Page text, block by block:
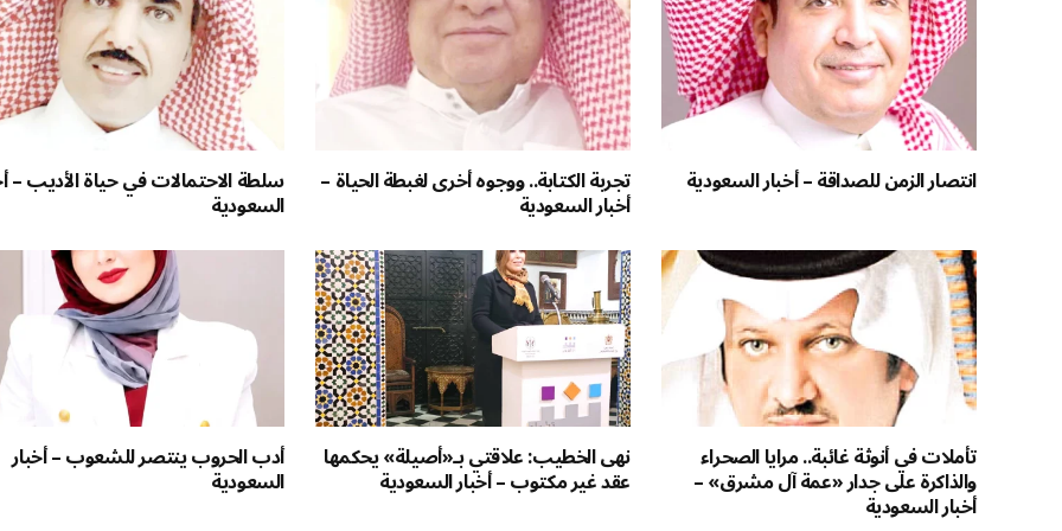
انتصار الزمن للصداقة – أخبار السعودية تجربة الكتابة.. ووجوه أخرى لغبطة الحياة –
أخبار السعودية
سلطة الاحتمالات في حياة الأديب –
السعودية
تأملات في أنوثة غائبة.. مرايا الصحراء
والذاكرة على جدار «عمة آل مشرق» –
أخبار السعودية
نهى الخطيب: علاقتي بـ«أصيلة» يحكمها
عقد غير مكتوب – أخبار السعودية
أدب الحروب ينتصر للشعوب – أخبار
السعودية